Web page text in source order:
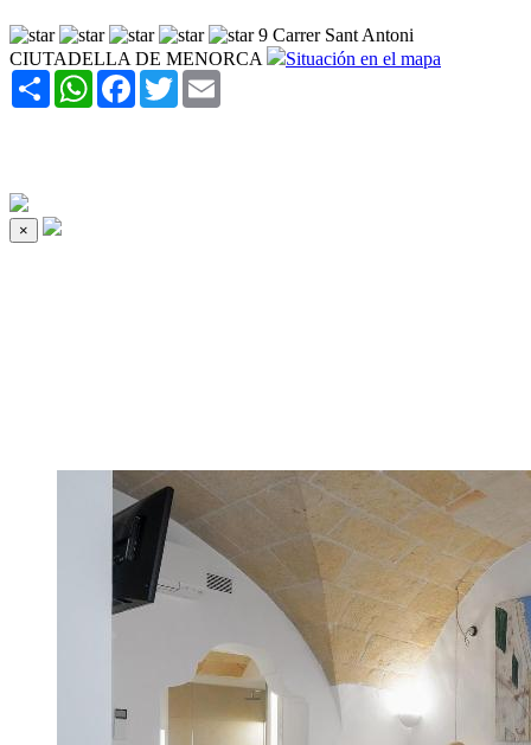
9 Carrer Sant Antoni
CIUTADELLA DE MENORCA
Situación en el mapa
Share WhatsAppFacebook
Twitter
×